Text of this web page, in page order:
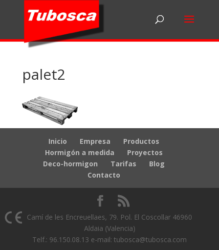
palet2
Inicio Empresa
Productos
Hormigón a medida
Proyectos
Deco-hormigon
Tarifas
Blog
Contacto
Camí de les Encreuellaes, 79. Pol. El Coscollar 46960
Aldaia (Valencia)
Telf.: 96.150.08.13 e-mail: tubosca@tubosca.com